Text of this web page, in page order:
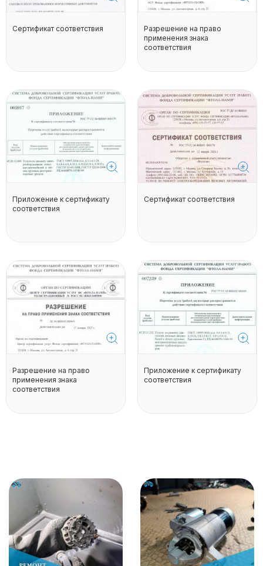
Сертификат соответствия
Разрешение на право
применения знака
соответствия
Приложение к сертификату
соответствия
Сертификат соответствия
Разрешение на право
применения знака
соответствия
Приложение к сертификату
соответствия